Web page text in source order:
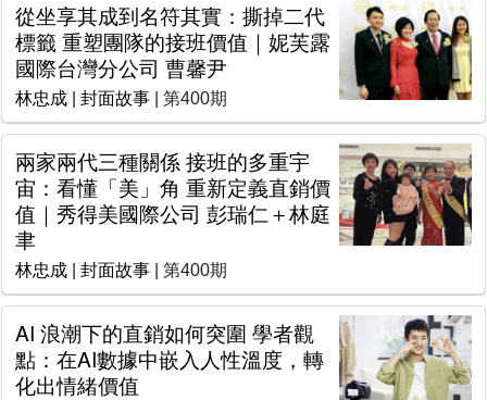
從坐享其成到名符其實：撕掉二代
標籤 重塑團隊的接班價值｜妮芙露
國際台灣分公司 曹馨尹
林忠成 封面故事 | 第400期
兩家兩代三種關係 接班的多重宇
宙：看懂「美」角 重新定義直銷價
值｜秀得美國際公司 彭瑞仁＋林庭
聿
林忠成 封面故事 | 第400期
AI 浪潮下的直銷如何突圍 學者觀
點：在AI數據中嵌入人性溫度，轉
化出情緒價值